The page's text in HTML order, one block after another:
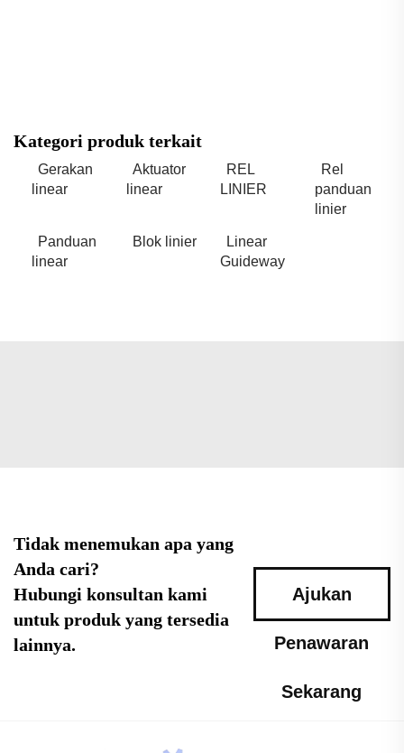
Kategori produk terkait
Gerakan
linear
Aktuator
linear
REL
LINIER
Rel
panduan
linier
Panduan
linear
Blok linier
Linear
Guideway
Tidak menemukan apa yang
Anda cari?
Hubungi konsultan kami
untuk produk yang tersedia
lainnya.
Ajukan
Penawaran
Sekarang